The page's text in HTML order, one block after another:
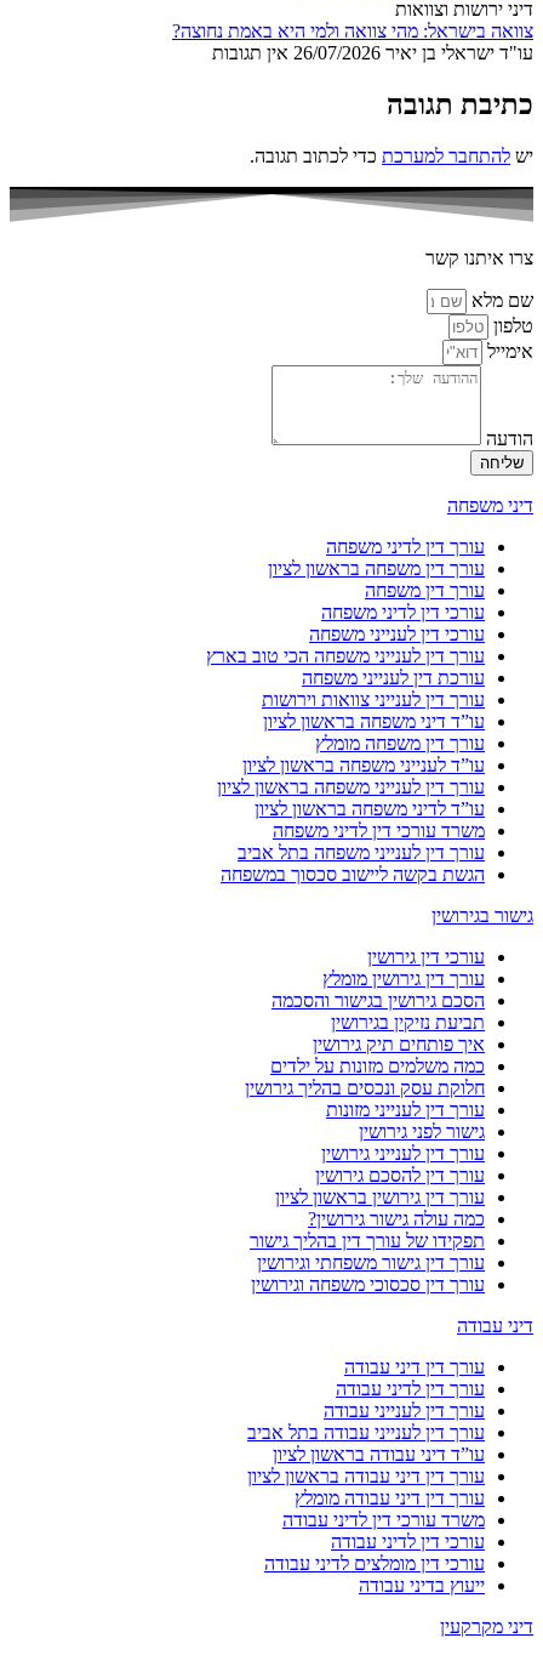
דיני ירושות וצוואות
צוואה בישראל: מהי צוואה ולמי היא באמת נחוצה?
עו"ד ישראלי בן יאיר 26/07/2026 אין תגובות
כתיבת תגובה
יש להתחבר למערכת כדי לכתוב תגובה.
צרו איתנו קשר
שם מלא
טלפון
אימייל
הודעה
שליחה
דיני משפחה
עורך דין לדיני משפחה
עורך דין משפחה בראשון לציון
עורך דין משפחה
עורכי דין לדיני משפחה
עורכי דין לענייני משפחה
עורך דין לענייני משפחה הכי טוב בארץ
עורכת דין לענייני משפחה
עורך דין לענייני צוואות וירושות
עו”ד דיני משפחה בראשון לציון
עורך דין משפחה מומלץ
עו”ד לענייני משפחה בראשון לציון
עורך דין לענייני משפחה בראשון לציון
עו”ד לדיני משפחה בראשון לציון
משרד עורכי דין לדיני משפחה
עורך דין לענייני משפחה בתל אביב
הגשת בקשה ליישוב סכסוך במשפחה
גישור בגירושין
עורכי דין גירושין
עורך דין גירושין מומלץ
הסכם גירושין בגישור והסכמה
תביעת נזיקין בגירושין
איך פותחים תיק גירושין
כמה משלמים מזונות על ילדים
חלוקת עסק ונכסים בהליך גירושין
עורך דין לענייני מזונות
גישור לפני גירושין
עורך דין לענייני גירושין
עורך דין להסכם גירושין
עורך דין גירושין בראשון לציון
כמה עולה גישור גירושין?
תפקידו של עורך דין בהליך גישור
עורך דין גישור משפחתי וגירושין
עורך דין סכסוכי משפחה וגירושין
דיני עבודה
עורך דין דיני עבודה
עורך דין לדיני עבודה
עורך דין לענייני עבודה
עורך דין לענייני עבודה בתל אביב
עו”ד דיני עבודה בראשון לציון
עורך דין דיני עבודה בראשון לציון
עורך דין דיני עבודה מומלץ
משרד עורכי דין לדיני עבודה
עורכי דין לדיני עבודה
עורכי דין מומלצים לדיני עבודה
ייעוץ בדיני עבודה
דיני מקרקעין